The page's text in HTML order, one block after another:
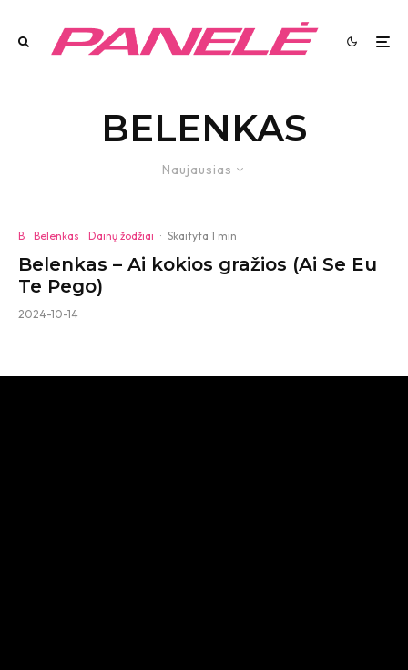
BELENKAS
Naujausias
B Belenkas Dainų žodžiai · Skaityta 1 min
Belenkas – Ai kokios gražios (Ai Se Eu
Te Pego)
2024-10-14